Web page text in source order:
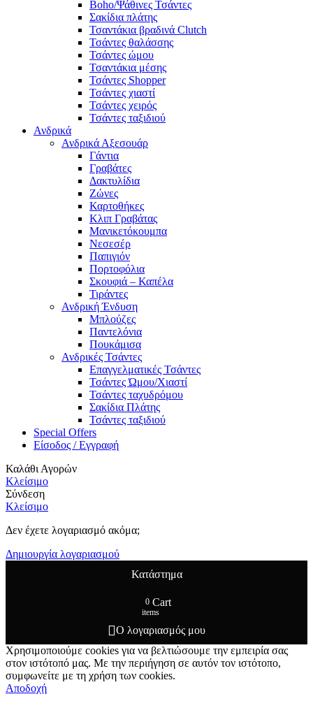
Boho/Ψάθινες Τσάντες
Σακίδια πλάτης
Τσαντάκια βραδινά Clutch
Τσάντες θαλάσσης
Τσάντες ώμου
Τσαντάκια μέσης
Τσάντες Shopper
Τσάντες χιαστί
Τσάντες χειρός
Τσάντες ταξιδιού
Ανδρικά
Ανδρικά Αξεσουάρ
Γάντια
Γραβάτες
Δακτυλίδια
Ζώνες
Καρτοθήκες
Κλιπ Γραβάτας
Μανικετόκουμπα
Νεσεσέρ
Παπιγιόν
Πορτοφόλια
Σκουφιά – Καπέλα
Τιράντες
Ανδρική Ένδυση
Μπλούζες
Παντελόνια
Πουκάμισα
Ανδρικές Τσάντες
Επαγγελματικές Τσάντες
Τσάντες Ώμου/Χιαστί
Τσάντες ταχυδρόμου
Σακίδια Πλάτης
Τσάντες ταξιδιού
Special Offers
Είσοδος / Εγγραφή
Καλάθι Αγορών
Κλείσιμο
Σύνδεση
Κλείσιμο
Δεν έχετε λογαριασμό ακόμα;
Δημιουργία λογαριασμού
Κατάστημα
0
items
Cart
Ο λογαριασμός μου
Χρησιμοποιούμε cookies για να βελτιώσουμε την εμπειρία σας
στον ιστότοπό μας. Με την περιήγηση σε αυτόν τον ιστότοπο,
συμφωνείτε με τη χρήση των cookies.
Αποδοχή